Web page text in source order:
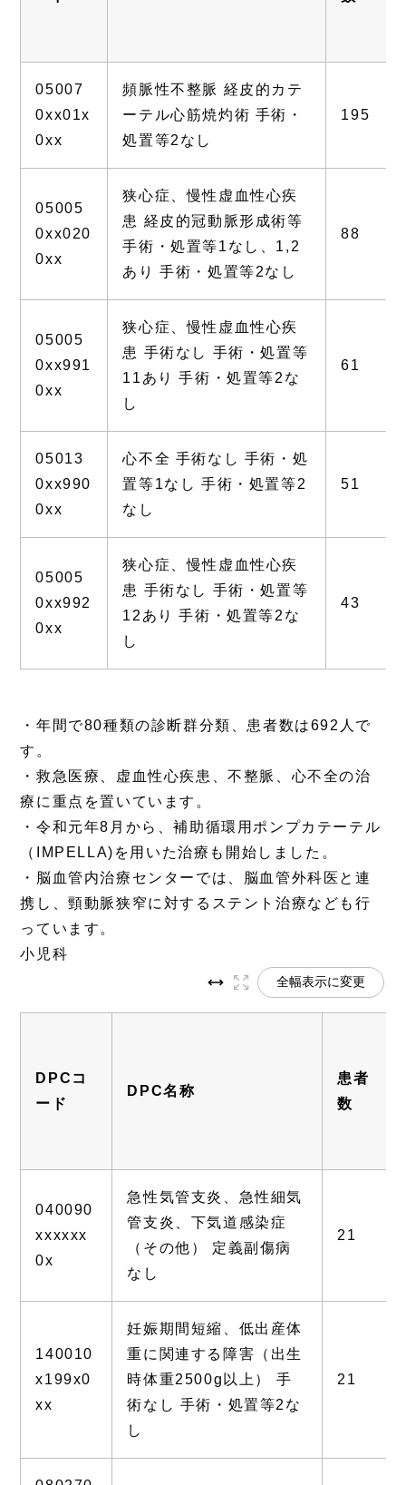
05007
0xx01x
0xx
頻脈性不整脈 経皮的カテ
ーテル心筋焼灼術 手術・
処置等2なし
195
05005
0xx020
0xx
狭心症、慢性虚血性心疾
患 経皮的冠動脈形成術等
手術・処置等1なし、1,2
あり 手術・処置等2なし
88
05005
0xx991
0xx
狭心症、慢性虚血性心疾
患 手術なし 手術・処置等
11あり 手術・処置等2な
し
61
05013
0xx990
0xx
心不全 手術なし 手術・処
置等1なし 手術・処置等2
なし
51
05005
0xx992
0xx
狭心症、慢性虚血性心疾
患 手術なし 手術・処置等
12あり 手術・処置等2な
し
43
・年間で80種類の診断群分類、患者数は692人で
す。
・救急医療、虚血性心疾患、不整脈、心不全の治
療に重点を置いています。
・令和元年8月から、補助循環用ポンプカテーテル
（IMPELLA)を用いた治療も開始しました。
・脳血管内治療センターでは、脳血管外科医と連
携し、頸動脈狭窄に対するステント治療なども行
っています。
小児科
全幅表示に変更
DPCコ
ード
DPC名称
患者
数
040090
xxxxxx
0x
急性気管支炎、急性細気
管支炎、下気道感染症
（その他） 定義副傷病
なし
21
140010
x199x0
xx
妊娠期間短縮、低出産体
重に関連する障害（出生
時体重2500g以上） 手
術なし 手術・処置等2な
し
21